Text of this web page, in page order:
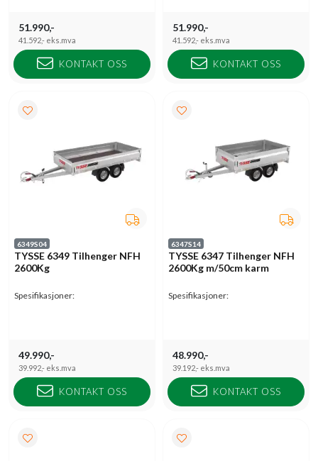
51.990,-
41.592,- eks.mva
KONTAKT OSS
51.990,-
41.592,- eks.mva
KONTAKT OSS
6349S04
TYSSE 6349 Tilhenger NFH
2600Kg
Spesifikasjoner:
49.990,-
39.992,- eks.mva
KONTAKT OSS
6347S14
TYSSE 6347 Tilhenger NFH
2600Kg m/50cm karm
Spesifikasjoner:
48.990,-
39.192,- eks.mva
KONTAKT OSS